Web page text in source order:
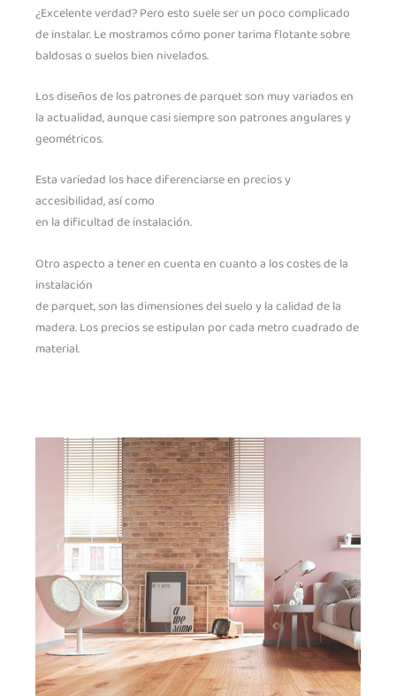
¿Excelente verdad? Pero esto suele ser un poco complicado
de instalar. Le mostramos cómo poner tarima flotante sobre
baldosas o suelos bien nivelados.
Los diseños de los patrones de parquet son muy variados en
la actualidad, aunque casi siempre son patrones angulares y
geométricos.
Esta variedad los hace diferenciarse en precios y
accesibilidad, así como
en la dificultad de instalación.
Otro aspecto a tener en cuenta en cuanto a los costes de la
instalación
de parquet, son las dimensiones del suelo y la calidad de la
madera. Los precios se estipulan por cada metro cuadrado de
material.